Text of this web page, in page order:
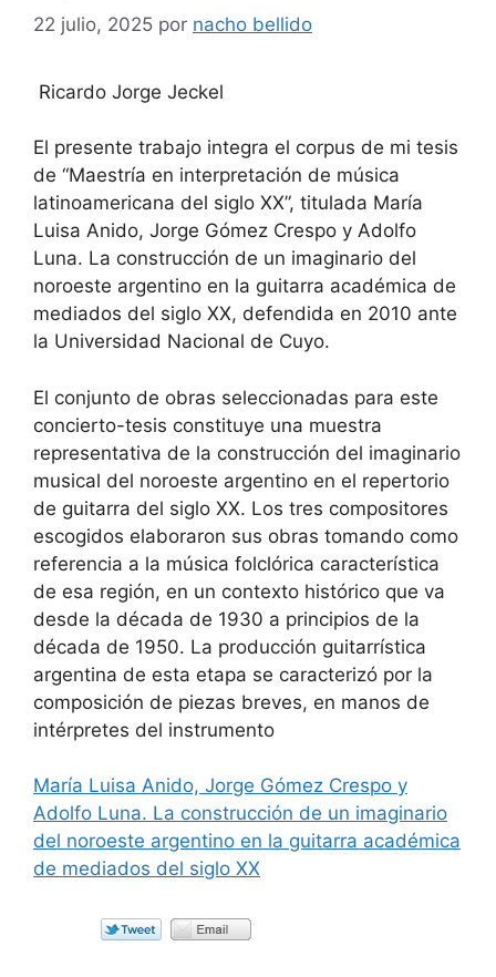
22 julio, 2025 por nacho bellido
Ricardo Jorge Jeckel
El presente trabajo integra el corpus de mi tesis
de “Maestría en interpretación de música
latinoamericana del siglo XX”, titulada María
Luisa Anido, Jorge Gómez Crespo y Adolfo
Luna. La construcción de un imaginario del
noroeste argentino en la guitarra académica de
mediados del siglo XX, defendida en 2010 ante
la Universidad Nacional de Cuyo.
El conjunto de obras seleccionadas para este
concierto-tesis constituye una muestra
representativa de la construcción del imaginario
musical del noroeste argentino en el repertorio
de guitarra del siglo XX. Los tres compositores
escogidos elaboraron sus obras tomando como
referencia a la música folclórica característica
de esa región, en un contexto histórico que va
desde la década de 1930 a principios de la
década de 1950. La producción guitarrística
argentina de esta etapa se caracterizó por la
composición de piezas breves, en manos de
intérpretes del instrumento
María Luisa Anido, Jorge Gómez Crespo y
Adolfo Luna. La construcción de un imaginario
del noroeste argentino en la guitarra académica
de mediados del siglo XX